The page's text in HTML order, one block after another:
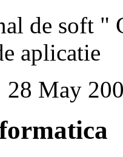
de soft
aplicatie
28 May